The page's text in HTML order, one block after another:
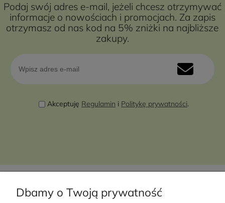
Podaj swój adres e-mail, jeżeli chcesz otrzymywać
informacje o nowościach i promocjach. Za zapis
otrzymasz od nas kod na 5% zniżki na najbliższe
zakupy.
Akceptuję Regulamin i Politykę prywatności.
Dbamy o Twoją prywatność